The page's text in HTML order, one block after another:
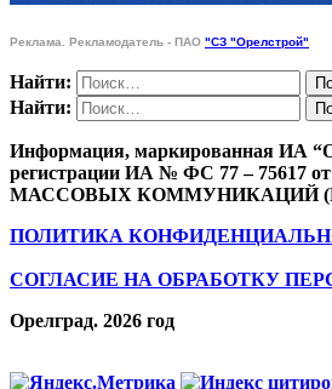
Реклама. Рекламодатель - ПАО "СЗ "Орелстрой"
Найти:
Найти:
Информация, маркированная ИА
регистрации ИА № ФС 77 –
МАССОВЫХ КОММУНИКАЦИЙ
ПОЛИТИКА
СОГЛАСИЕ НА ОБРАБОТКУ
Орелград. 2026 год